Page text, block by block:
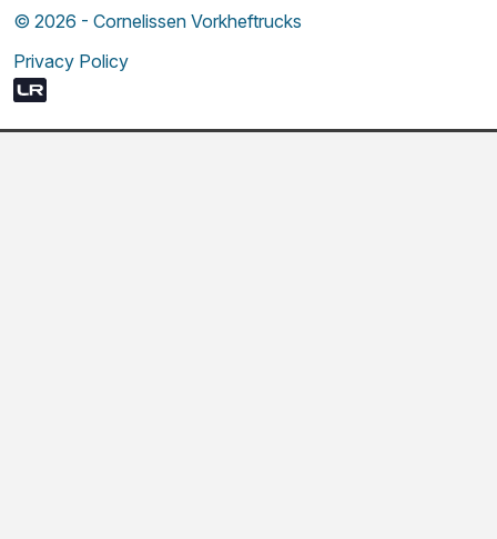
© 2026 - Cornelissen Vorkheftrucks
Privacy Policy